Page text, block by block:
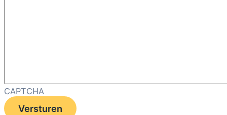
CAPTCHA
Versturen